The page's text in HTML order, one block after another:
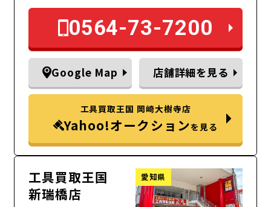
0564-73-7200
Google Map 店舗詳細を見る
工具買取王国 岡崎大樹寺店
Yahoo!オークションを見る
工具買取王国
新瑞橋店
愛知県